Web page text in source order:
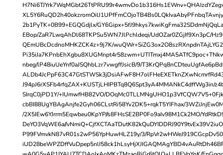
2b1PyTK+0B99+EGQGdjlx/
EBop/ZaR7LwqAhDl68TKPSu5WN7JlPchldeqi/UdOZar0ZGjIf9Xn3pC/
QEmUBcDcdnoMHKZCK4z+9j7K/
nbeg/lP48iuUeYnf0aJSQhbLzr7vwgffJsicB/9/
J94pJ6rXSFb4rfqZAX+KUSTjLHIPBTq8Q6Spt3yA4MMANkC4dffWg3in/
SIrqC0jPD1Y/+IUmwfHB82VO/
cbBI88UgYBAgAnjfe2Gyh06CLstRi58Yv2DK5+rqkT5YIFhax/
/2X5IEw6YJrrm5Eqwbeu0KpYP//s8FHsSE2BP0Fo9aIv98M1Ck2MO/
DeYO3VqWE6a//
P99FVmvkN87vR01s2wP56YpHuwHLZ19y/3/